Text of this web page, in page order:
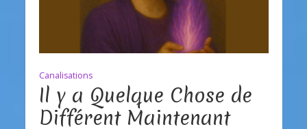
Canalisations
Il y a Quelque Chose de
Différent Maintenant